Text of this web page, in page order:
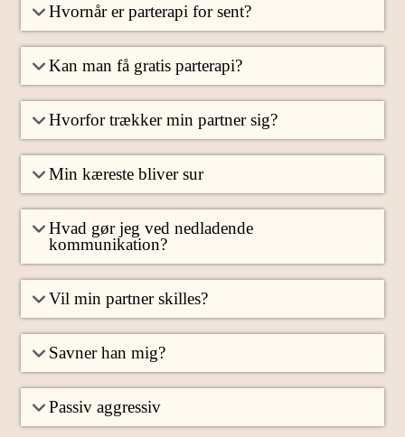
Hvornår er parterapi for sent?
Kan man få gratis parterapi?
Hvorfor trækker min partner sig?
Min kæreste bliver sur
Hvad gør jeg ved nedladende
kommunikation?
Vil min partner skilles?
Savner han mig?
Passiv aggressiv